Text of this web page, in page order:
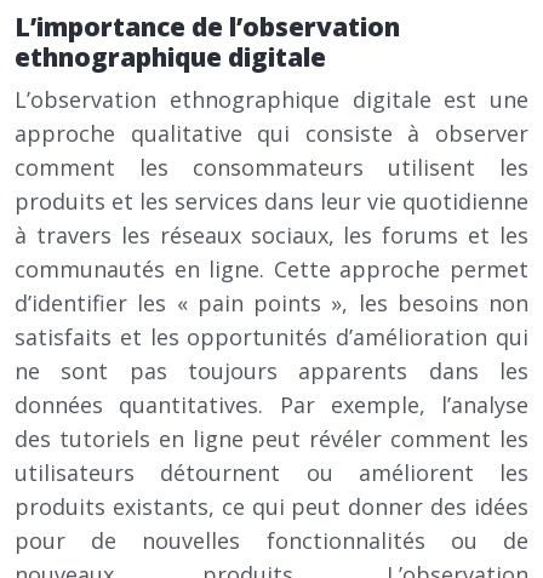
L’importance de l’observation
ethnographique digitale
L’observation ethnographique digitale est une
approche qualitative qui consiste à observer
comment les consommateurs utilisent les
produits et les services dans leur vie quotidienne
à travers les réseaux sociaux, les forums et les
communautés en ligne. Cette approche permet
d’identifier les « pain points », les besoins non
satisfaits et les opportunités d’amélioration qui
ne sont pas toujours apparents dans les
données quantitatives. Par exemple, l’analyse
des tutoriels en ligne peut révéler comment les
utilisateurs détournent ou améliorent les
produits existants, ce qui peut donner des idées
pour de nouvelles fonctionnalités ou de